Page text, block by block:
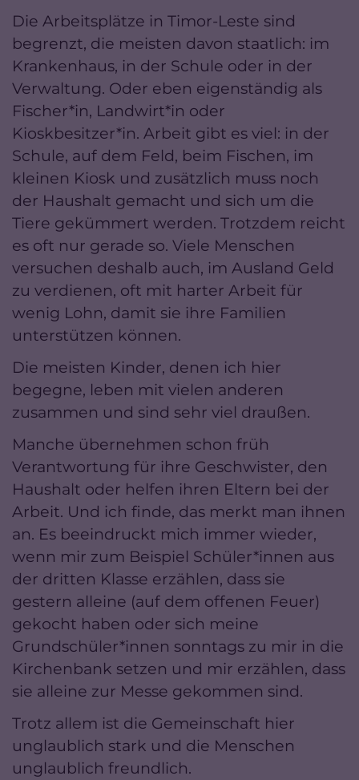
Die Arbeitsplätze in Timor-Leste sind
begrenzt, die meisten davon staatlich: im
Krankenhaus, in der Schule oder in der
Verwaltung. Oder eben eigenständig als
Fischer*in, Landwirt*in oder
Kioskbesitzer*in. Arbeit gibt es viel: in der
Schule, auf dem Feld, beim Fischen, im
kleinen Kiosk und zusätzlich muss noch
der Haushalt gemacht und sich um die
Tiere gekümmert werden. Trotzdem reicht
es oft nur gerade so. Viele Menschen
versuchen deshalb auch, im Ausland Geld
zu verdienen, oft mit harter Arbeit für
wenig Lohn, damit sie ihre Familien
unterstützen können.
Die meisten Kinder, denen ich hier
begegne, leben mit vielen anderen
zusammen und sind sehr viel draußen.
Manche übernehmen schon früh
Verantwortung für ihre Geschwister, den
Haushalt oder helfen ihren Eltern bei der
Arbeit. Und ich finde, das merkt man ihnen
an. Es beeindruckt mich immer wieder,
wenn mir zum Beispiel Schüler*innen aus
der dritten Klasse erzählen, dass sie
gestern alleine (auf dem offenen Feuer)
gekocht haben oder sich meine
Grundschüler*innen sonntags zu mir in die
Kirchenbank setzen und mir erzählen, dass
sie alleine zur Messe gekommen sind.
Trotz allem ist die Gemeinschaft hier
unglaublich stark und die Menschen
unglaublich freundlich.